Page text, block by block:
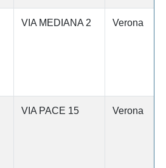
VIA MEDIANA 2 Verona
VIA PACE 15 Verona